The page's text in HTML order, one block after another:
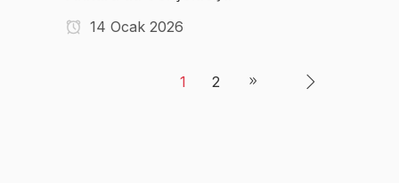
14 Ocak 2026
1 2